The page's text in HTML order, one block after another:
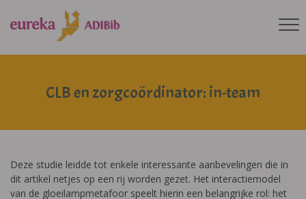
CLB en zorgcoördinator: in-team
Deze studie leidde tot enkele interessante aanbevelingen die in
dit artikel netjes op een rij worden gezet. Het interactiemodel
van de gloeilampmetafoor speelt hierin een belangrijke rol: het